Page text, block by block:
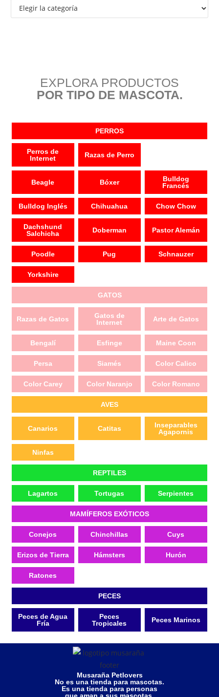
EXPLORA PRODUCTOS
POR TIPO DE MASCOTA.
PERROS
Perros de
Internet
Razas de Perro
Beagle Bóxer
Bulldog
Francés
Bulldog Inglés Chihuahua Chow Chow
Dachshund
Salchicha
Doberman Pastor Alemán
Poodle Pug Schnauzer
Yorkshire
GATOS
Razas de Gatos
Gatos de
Internet
Arte de Gatos
Bengalí Esfinge Maine Coon
Persa Siamés Color Calico
Color Carey Color Naranjo Color Romano
AVES
Canarios Catitas
Inseparables
Agapornis
Ninfas
REPTILES
Lagartos Tortugas Serpientes
MAMÍFEROS EXÓTICOS
Conejos Chinchillas Cuys
Erizos de Tierra Hámsters Hurón
Ratones
PECES
Peces de Agua
Fría
Peces
Tropicales
Peces Marinos
Musaraña Petlovers
No es una tienda para mascotas.
Es una tienda para personas
que aman a sus mascotas.